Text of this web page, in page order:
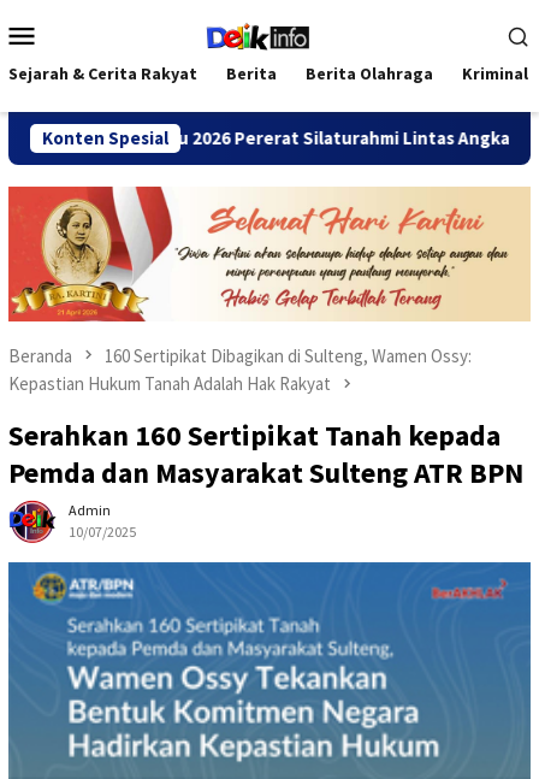
ke
kontenMobile
Sejarah & Cerita Rakyat Berita Berita Olahraga Kriminal
Konten Spesial
Bengkulu 2026 Pererat Silaturahmi Lintas Angkatan
Beranda
160 Sertipikat Dibagikan di Sulteng, Wamen Ossy:
Kepastian Hukum Tanah Adalah Hak Rakyat
Serahkan 160 Sertipikat Tanah kepada
Pemda dan Masyarakat Sulteng ATR BPN
Admin
10/07/2025